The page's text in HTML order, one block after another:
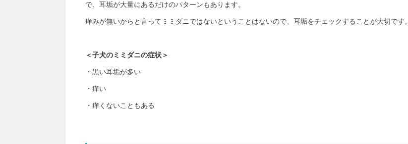
で、耳垢が大量にあるだけのパターンもあります。
痒みが無いからと言ってミミダニではないということはないので、耳垢をチェックすることが大切です。
＜子犬のミミダニの症状＞
・黒い耳垢が多い
・痒い
・痒くないこともある